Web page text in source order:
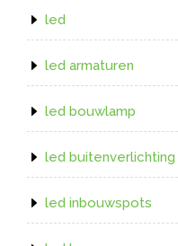
led
led armaturen
led bouwlamp
led buitenverlichting
led inbouwspots